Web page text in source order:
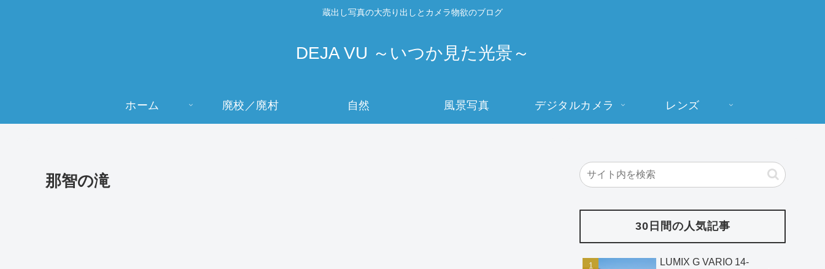
蔵出し写真の大売り出しとカメラ物欲のブログ
DEJA VU ～いつか見た光景～
ホーム 廃校／廃村 自然 風景写真 デジタルカメラ レンズ
那智の滝
30日間の人気記事
LUMIX G VARIO 14-